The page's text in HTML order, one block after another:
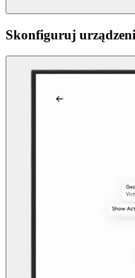
Skonfiguruj